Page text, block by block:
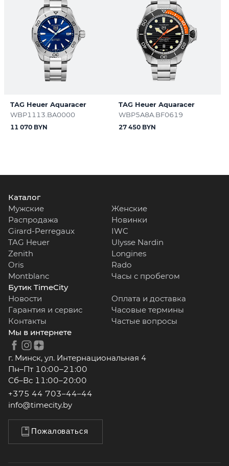
TAG Heuer Aquaracer
WBP1113.BA0000
11 070 BYN
TAG Heuer Aquaracer
WBP5A8A.BF0619
27 450 BYN
Каталог
Мужские
Женские
Распродажа
Новинки
Girard-Perregaux
IWC
TAG Heuer
Ulysse Nardin
Zenith
Longines
Oris
Rado
Montblanc
Часы с пробегом
Бутик TimeCity
Новости
Оплата и доставка
Гарантия и сервис
Часовые термины
Контакты
Частые вопросы
Мы в интернете
г. Минск, ул. Интернациональная 4
Пн–Пт 10:00–21:00
Сб–Вс 11:00–20:00
+375 44 703–44–44
info@timecity.by
Пожаловаться